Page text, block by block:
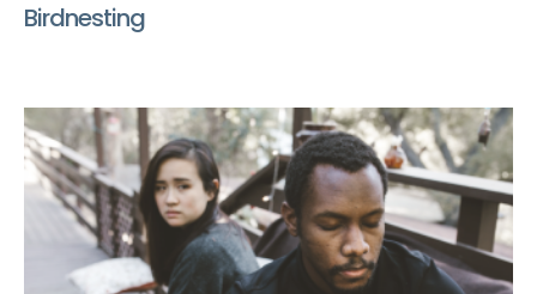
Birdnesting